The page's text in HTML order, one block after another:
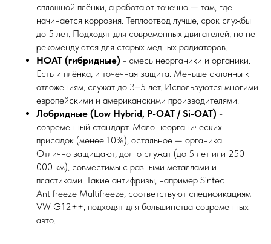
сплошной плёнки, а работают точечно — там, где
начинается коррозия. Теплоотвод лучше, срок службы
до 5 лет. Подходят для современных двигателей, но не
рекомендуются для старых медных радиаторов.
HOAT (гибридные) - смесь неорганики и органики.
Есть и плёнка, и точечная защита. Меньше склонны к
отложениям, служат до 3–5 лет. Используются многими
европейскими и американскими производителями.
Лобридные (Low Hybrid, P-OAT / Si-OAT) -
современный стандарт. Мало неорганических
присадок (менее 10%), остальное — органика.
Отлично защищают, долго служат (до 5 лет или 250
000 км), совместимы с разными металлами и
пластиками. Такие антифризы, например Sintec
Antifreeze Multifreeze, соответствуют спецификациям
VW G12++, подходят для большинства современных
авто.